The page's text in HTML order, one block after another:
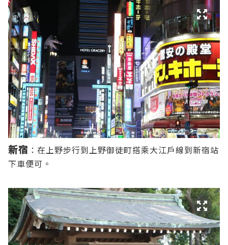
新宿 ：在上野步行到上野御徒町搭乘大江戶線到新宿站
下車便可。